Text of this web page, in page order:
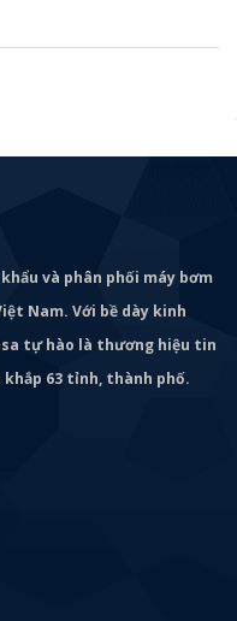
và phân phối máy bơm
Nam. Với bề dày kinh
tự hào là thương hiệu tin
63 tỉnh, thành phố.